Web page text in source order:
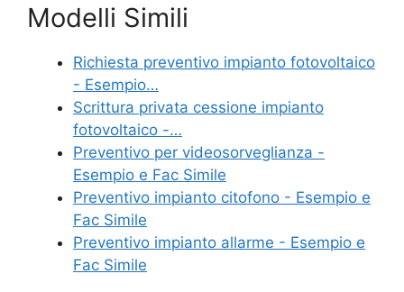
c
e
b
o
o
k
itt
er
er
e
st
ai
l
di
di
Modelli Simili
Richiesta preventivo impianto fotovoltaico
- Esempio…
Scrittura privata cessione impianto
fotovoltaico -…
Preventivo per videosorveglianza -
Esempio e Fac Simile
Preventivo impianto citofono - Esempio e
Fac Simile
Preventivo impianto allarme - Esempio e
Fac Simile